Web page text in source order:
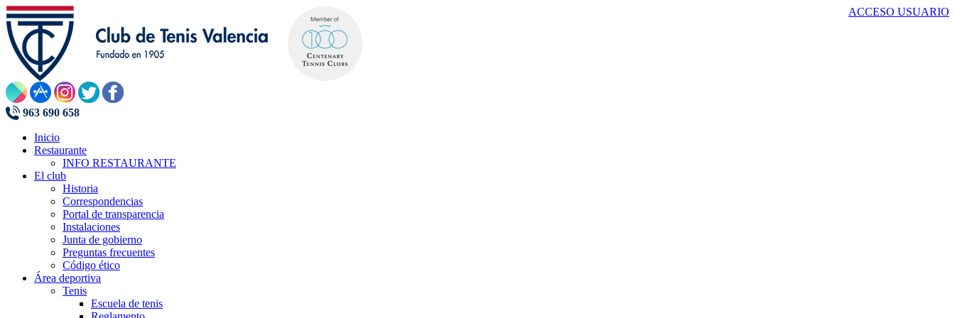
ACCESO USUARIO
963 690 658
Inicio
Restaurante
INFO RESTAURANTE
El club
Historia
Correspondencias
Portal de transparencia
Instalaciones
Junta de gobierno
Preguntas frecuentes
Código ético
Área deportiva
Tenis
Escuela de tenis